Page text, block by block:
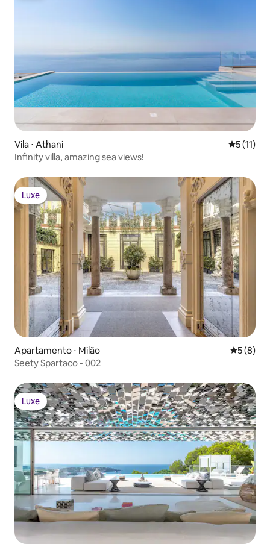
Vila ⋅ Athani 5 de uma
5 (11)
Infinity villa, amazing sea views!
Luxe
Luxe
Apartamento ⋅ Milão 5 de
5 (8)
Seety Spartaco - 002
Luxe
Luxe